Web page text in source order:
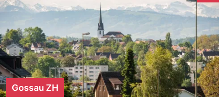
Gossau ZH